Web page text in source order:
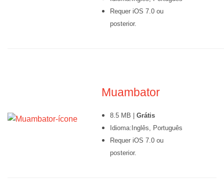
Requer iOS 7.0 ou
posterior.
Muambator
8.5 MB | Grátis
Idioma:Inglês, Português
Requer iOS 7.0 ou
posterior.